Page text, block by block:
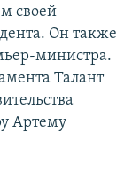
своей
Он также
министра.
Талант
Артему